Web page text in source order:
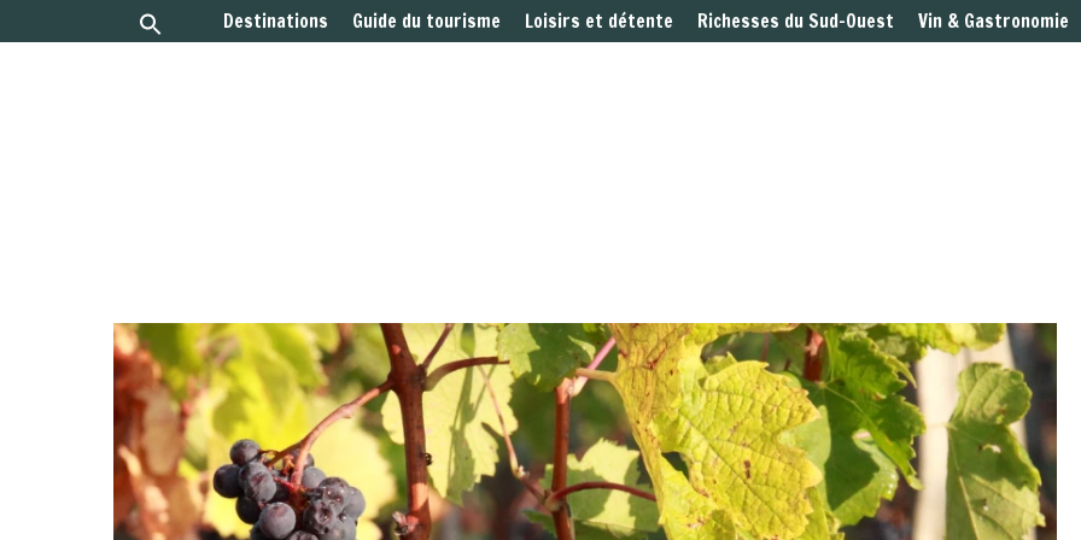
Destinations Guide du tourisme Loisirs et détente Richesses du Sud-Ouest Vin & Gastronomie